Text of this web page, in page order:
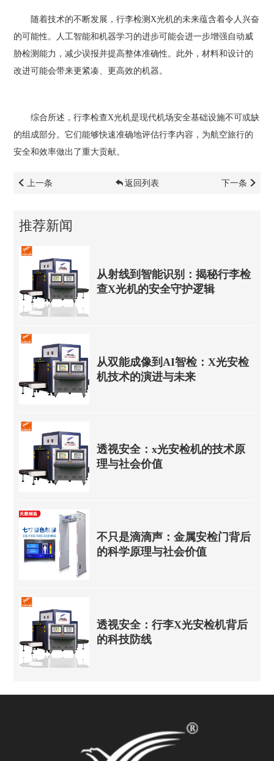
随着技术的不断发展，行李检测X光机的未来蕴含着令人兴奋
的可能性。人工智能和机器学习的进步可能会进一步增强自动威
胁检测能力，减少误报并提高整体准确性。此外，材料和设计的
改进可能会带来更紧凑、更高效的机器。
综合所述，行李检查X光机是现代机场安全基础设施不可或缺
的组成部分。它们能够快速准确地评估行李内容，为航空旅行的
安全和效率做出了重大贡献。
上一条 返回列表 下一条
推荐新闻
从射线到智能识别：揭秘行李检
查X光机的安全守护逻辑
从双能成像到AI智检：X光安检
机技术的演进与未来
透视安全：x光安检机的技术原
理与社会价值
不只是滴滴声：金属安检门背后
的科学原理与社会价值
透视安全：行李X光安检机背后
的科技防线